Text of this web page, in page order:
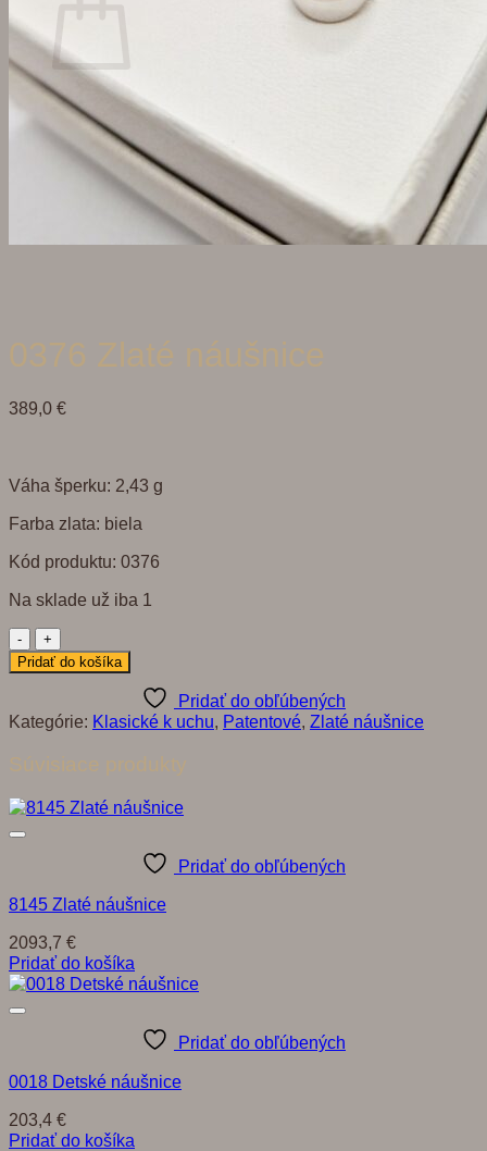
Žiadne produkty v košíku.
Vrátiť sa do obchodu
Hľadať:
0376 Zlaté náušnice
389,0 €
Váha šperku: 2,43 g
Farba zlata: biela
Kód produktu: 0376
Na sklade už iba 1
množstvo
0376
Zlaté
Pridať do košíka
Pridať do obľúbených
Kategórie: Klasické k uchu, Patentové, Zlaté náušnice
Súvisiace produkty
Pridať do obľúbených
8145 Zlaté náušnice
2093,7 €
Pridať do košíka
Pridať do obľúbených
0018 Detské náušnice
203,4 €
Pridať do košíka